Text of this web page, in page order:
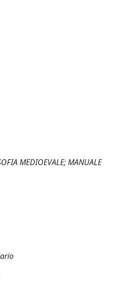
MEDIOEVALE; MANUALE